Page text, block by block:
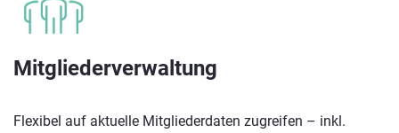
Mitgliederverwaltung
Flexibel auf aktuelle Mitgliederdaten zugreifen – inkl.